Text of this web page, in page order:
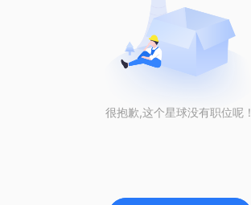
很抱歉,这个星球没有职位呢！